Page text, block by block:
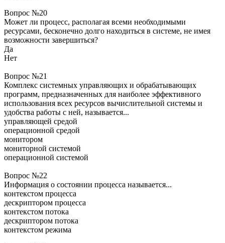
Вопрос №20
Может ли процесс, располагая всеми необходимыми
ресурсами, бесконечно долго находиться в системе, не имея
возможности завершиться?
Да
Нет
Вопрос №21
Комплекс системных управляющих и обрабатывающих
программ, предназначенных для наиболее эффективного
использования всех ресурсов вычислительной системы и
удобства работы с ней, называется...
управляющей средой
операционной средой
монитором
мониторной системой
операционной системой
Вопрос №22
Информация о состоянии процесса называется...
контекстом процесса
дескриптором процесса
контекстом потока
дескриптором потока
контекстом режима